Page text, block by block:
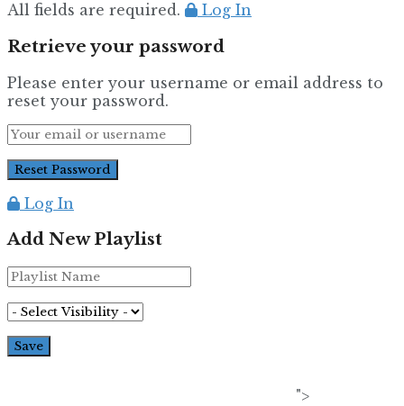
All fields are required. Log In
Retrieve your password
Please enter your username or email address to
reset your password.
Log In
Add New Playlist
">